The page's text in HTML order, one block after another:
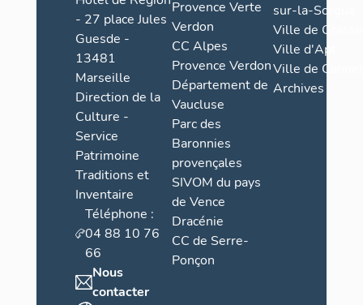
- 27 place Jules
Guesde -
13481
Marseille
Direction de la
Culture -
Service
Patrimoine
Traditions et
Inventaire
Téléphone :
04 88 10 76
66
Nous
contacter
Provence Verte
Verdon
CC Alpes
Provence Verdon
Département de
Vaucluse
Parc des
Baronnies
provençales
SIVOM du pays
de Vence
Dracénie
CC de Serre-
Ponçon
sur-la-Sorgue
Ville de Grasse
Ville d'Apt
Ville de
Archives